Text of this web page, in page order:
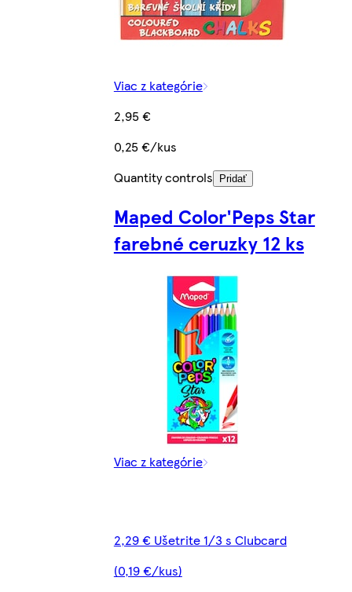
Viac z kategórie
2,95 €
0,25 €/kus
Quantity controls
Pridať
Maped Color'Peps Star
farebné ceruzky 12 ks
Viac z kategórie
2,29 € Ušetrite 1/3 s Clubcard
(0,19 €/kus)